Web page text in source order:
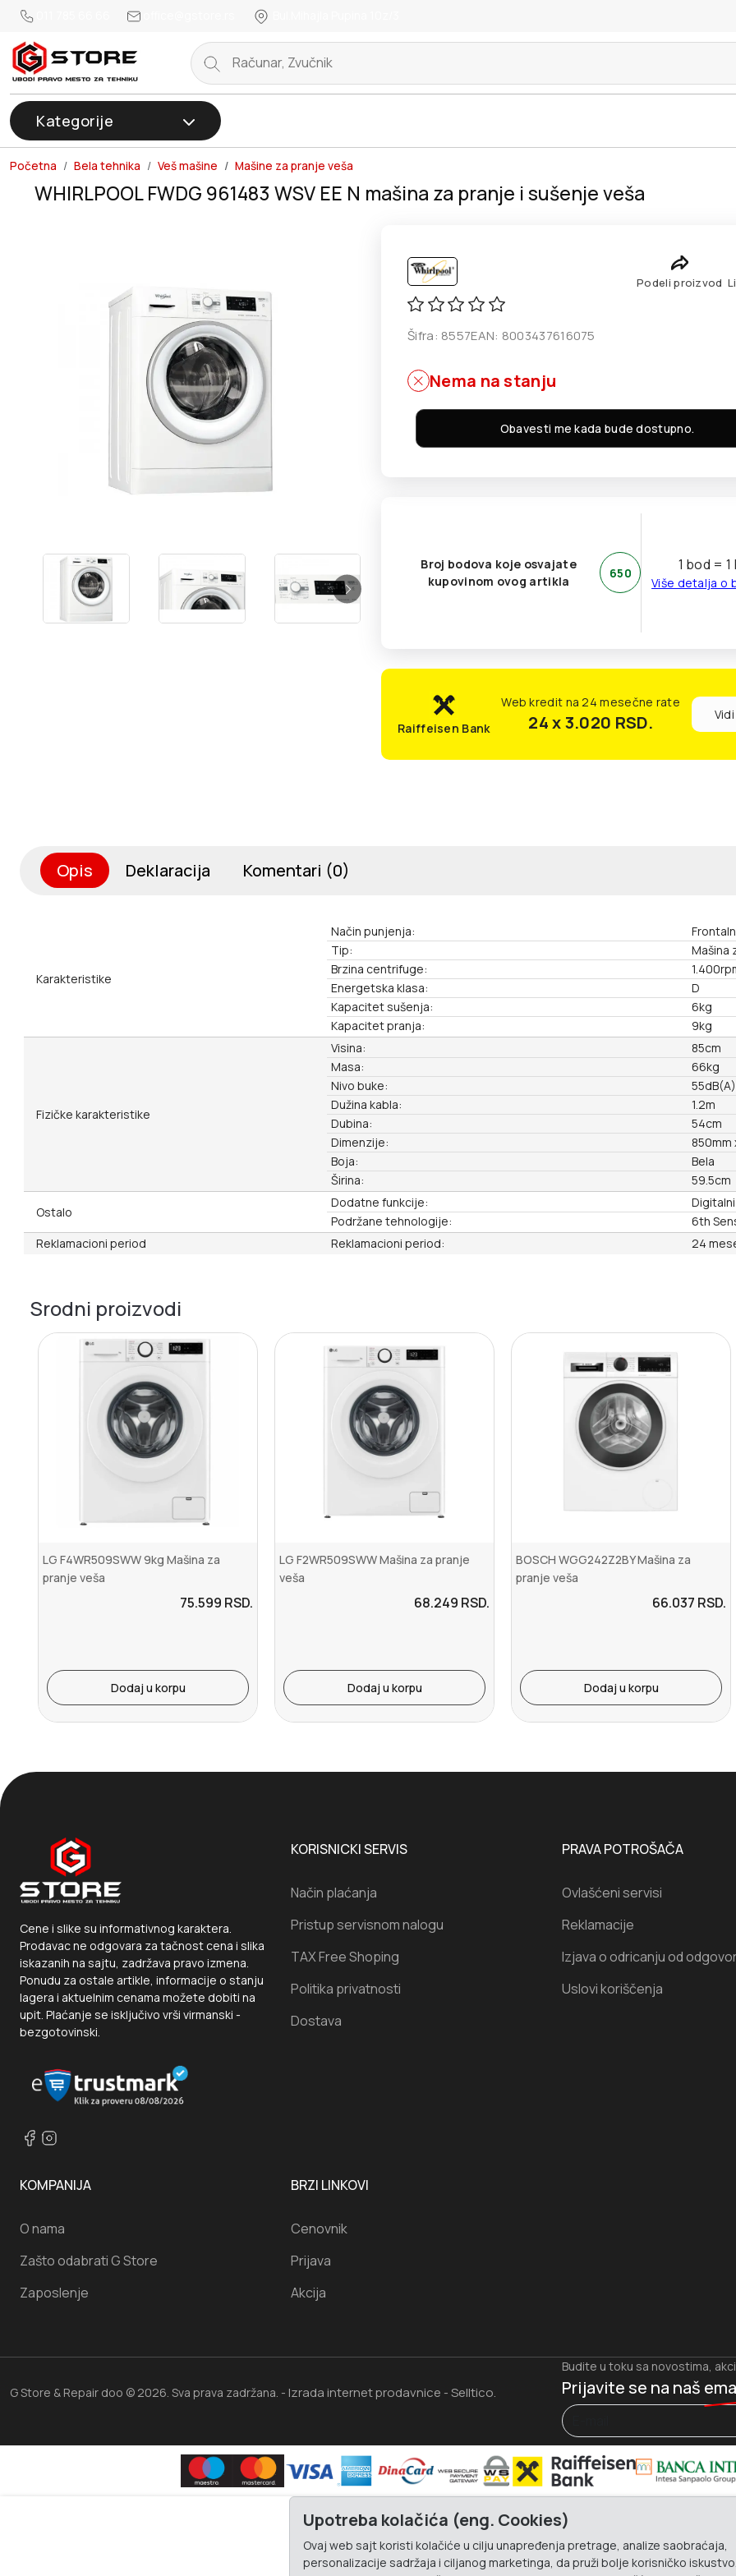
Kategorije
Početna Bela tehnika Veš mašine Mašine za pranje veša
WHIRLPOOL FWDG 961483 WSV EE N mašina za pranje i sušenje veša
Podeli proizvod
Šifra: 8557EAN: 8003437616075
Nema na stanju
Obavesti me kada bude dostupno.
Broj bodova koje osvajate
kupovinom ovog artikla
650 1 bod = 1
Više detalja o
Raiffeisen Bank
Web kredit na 24 mesečne rate
24 x 3.020 RSD.
Opis Deklaracija Komentari (0)
Karakteristike
Način punjenja:
Tip:
Mašina
Brzina centrifuge:
Energetska klasa:
D
Kapacitet sušenja:
6kg
Kapacitet pranja:
9kg
Fizičke karakteristike
Visina:
85cm
Masa:
66kg
Nivo buke:
Dužina kabla:
1.2m
Dubina:
54cm
Dimenzije:
850mm
Boja:
Bela
Širina:
59.5cm
Ostalo
Dodatne funkcije:
Podržane tehnologije:
6th
Reklamacioni period
Reklamacioni period: 24
Srodni proizvodi
LG F4WR509SWW 9kg Mašina za
pranje veša
75.599 RSD.
Dodaj u korpu
LG F2WR509SWW Mašina za pranje
veša
68.249 RSD.
Dodaj u korpu
BOSCH WGG242Z2BY Mašina za
pranje veša
66.037 RSD.
Dodaj u korpu
Cene i slike su informativnog karaktera.
Prodavac ne odgovara za tačnost cena i slika
iskazanih na sajtu, zadržava pravo izmena.
Ponudu za ostale artikle, informacije o stanju
lagera i aktuelnim cenama možete dobiti na
upit. Plaćanje se isključivo vrši virmanski -
bezgotovinski.
KORISNICKI SERVIS
Način plaćanja
Pristup servisnom nalogu
TAX Free Shoping
Politika privatnosti
Dostava
PRAVA POTROŠAČA
Ovlašćeni servisi
Reklamacije
Izjava o odricanju od
Uslovi koriščenja
KOMPANIJA
O nama
Zašto odabrati G Store
Zaposlenje
BRZI LINKOVI
Cenovnik
Prijava
Akcija
G Store & Repair doo © 2026. Sva prava zadržana. - Izrada internet prodavnice - Selltico.
Budite u toku sa novostima,
Prijavite se na naš
Upotreba kolačića (eng. Cookies)
Ovaj web sajt koristi kolačiće u cilju unapređenja pretrage, analize saobraćaja,
personalizacije sadržaja i ciljanog marketinga, da pruži bolje korisničko